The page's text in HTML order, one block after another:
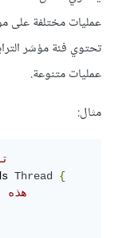
تحتوي فئة مؤشر
عمليات متنوعة.
مثال:
Thread
{